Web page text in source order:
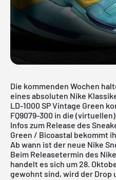
Die kommenden Wochen
eines absoluten Nike
LD-1000 SP Vintage Green
FQ9079-300 in die
Infos zum Release des
Green / Bicoastal bekommt
Ab wann ist der neue Nike
Beim Releasetermin des
handelt es sich um 28.
gewohnt sind, wird der Drop